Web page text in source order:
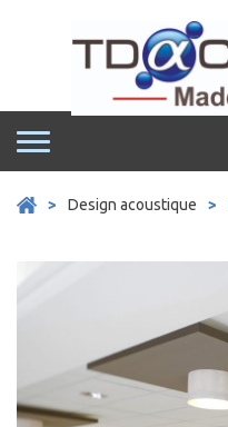
> Design acoustique >